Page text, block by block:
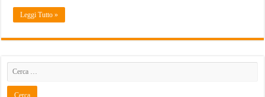
Leggi Tutto »